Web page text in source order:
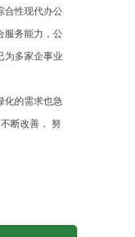
合性现代办公
服务能力，公
为多家企事业
的需求也急
断改善， 努